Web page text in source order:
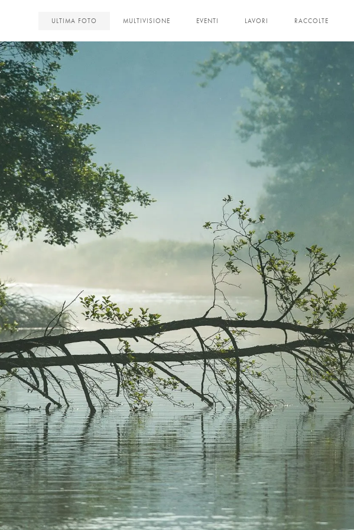
ULTIMA FOTO MULTIVISIONE EVENTI LAVORI RACCOLTE